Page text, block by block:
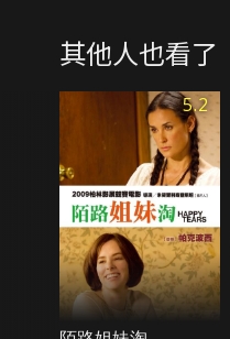
其他人也看了
5.2